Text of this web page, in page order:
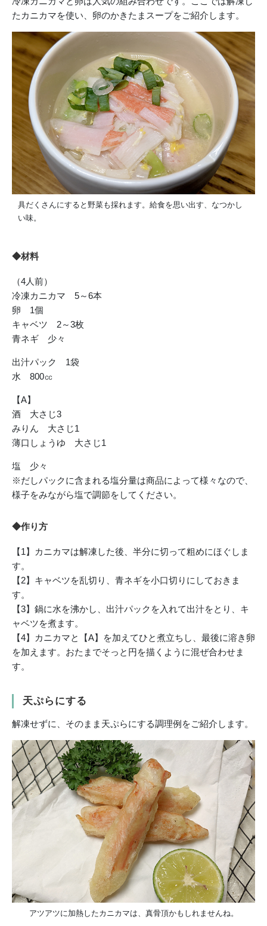
たカニカマを使い、卵のかきたまスープをご紹介します。
具だくさんにすると野菜も採れます。給食を思い出す、なつかし
い味。
◆材料
（4人前）
冷凍カニカマ 5～6本
卵 1個
キャベツ 2～3枚
青ネギ 少々
出汁パック 1袋
水 800㏄
【A】
酒 大さじ3
みりん 大さじ1
薄口しょうゆ 大さじ1
塩 少々
※だしパックに含まれる塩分量は商品によって様々なので、
様子をみながら塩で調節をしてください。
◆作り方
【1】カニカマは解凍した後、半分に切って粗めにほぐしま
す。
【2】キャベツを乱切り、青ネギを小口切りにしておきま
す。
【3】鍋に水を沸かし、出汁パックを入れて出汁をとり、キ
ャベツを煮ます。
【4】カニカマと【A】を加えてひと煮立ちし、最後に溶き卵
を加えます。おたまでそっと円を描くように混ぜ合わせま
す。
天ぷらにする
解凍せずに、そのまま天ぷらにする調理例をご紹介します。
アツアツに加熱したカニカマは、真骨頂かもしれませんね。